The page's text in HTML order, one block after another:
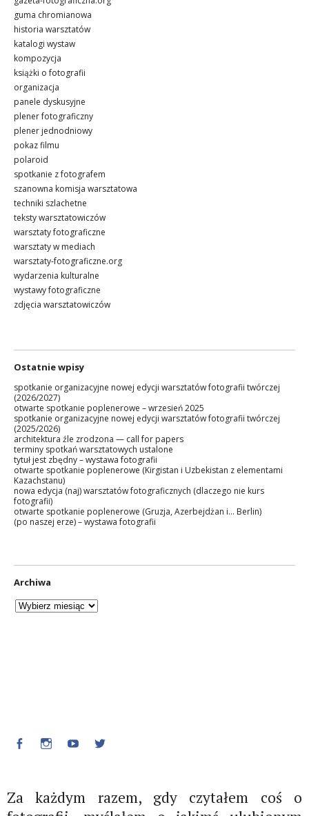
guma chromianowa
historia warsztatów
katalogi wystaw
kompozycja
książki o fotografii
organizacja
panele dyskusyjne
plener fotograficzny
plener jednodniowy
pokaz filmu
polaroid
spotkanie z fotografem
szanowna komisja warsztatowa
techniki szlachetne
teksty warsztatowiczów
warsztaty fotograficzne
warsztaty w mediach
warsztaty-fotograficzne.org
wydarzenia kulturalne
wystawy fotograficzne
zdjęcia warsztatowiczów
Ostatnie wpisy
spotkanie organizacyjne nowej edycji warsztatów fotografii twórczej
(2026/2027)
otwarte spotkanie poplenerowe – wrzesień 2025
spotkanie organizacyjne nowej edycji warsztatów fotografii twórczej
(2025/2026)
architektura źle zrodzona — call for papers
terminy spotkań warsztatowych ustalone
tytuł jest zbędny – wystawa fotografii
otwarte spotkanie poplenerowe (Kirgistan i Uzbekistan z elementami
Kazachstanu)
nowa edycja (naj) warsztatów fotograficznych (dlaczego nie kurs
fotografii)
otwarte spotkanie poplenerowe (Gruzja, Azerbejdżan i… Berlin)
(po naszej erze) – wystawa fotografii
Archiwa
Za każdym razem, gdy czytałem coś o